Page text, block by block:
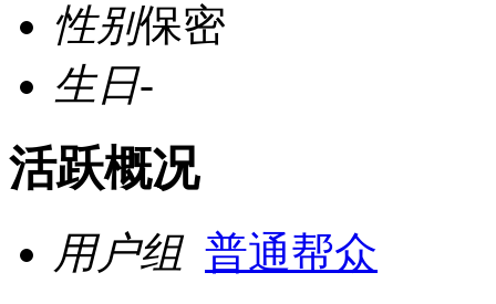
性别保密
生日-
活跃概况
用户组 普通帮众